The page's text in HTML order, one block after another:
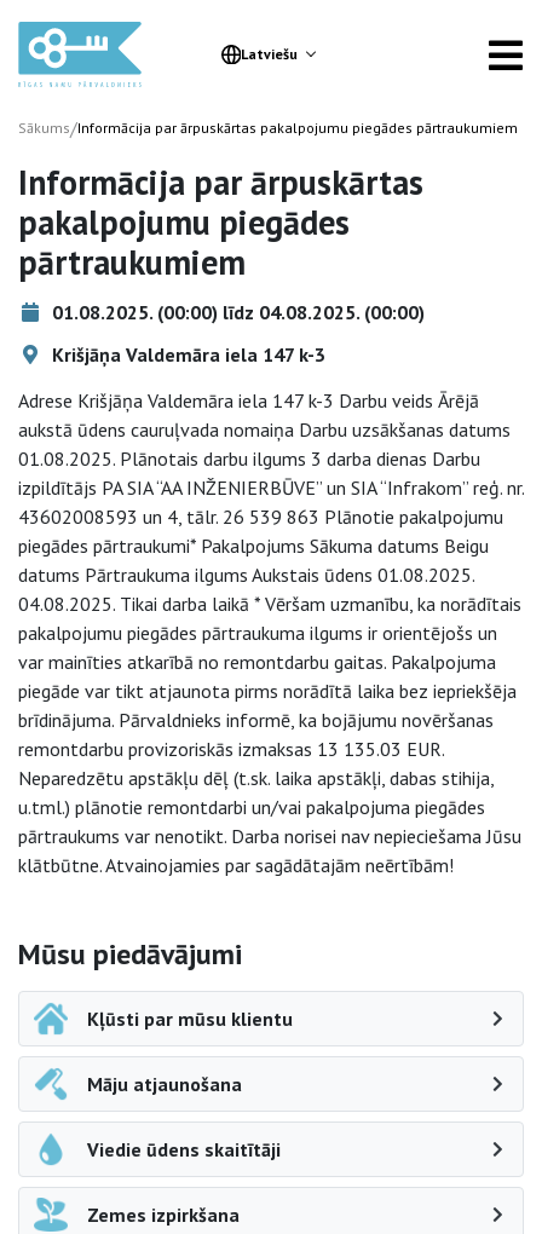
Latviešu
Sākums/Informācija par ārpuskārtas pakalpojumu piegādes pārtraukumiem
Informācija par ārpuskārtas
pakalpojumu piegādes
pārtraukumiem
01.08.2025. (00:00) līdz 04.08.2025. (00:00)
Krišjāņa Valdemāra iela 147 k-3
Adrese Krišjāņa Valdemāra iela 147 k-3 Darbu veids Ārējā
aukstā ūdens cauruļvada nomaiņa Darbu uzsākšanas datums
01.08.2025. Plānotais darbu ilgums 3 darba dienas Darbu
izpildītājs PA SIA “AA INŽENIERBŪVE” un SIA “Infrakom” reģ. nr.
43602008593 un 4, tālr. 26 539 863 Plānotie pakalpojumu
piegādes pārtraukumi* Pakalpojums Sākuma datums Beigu
datums Pārtraukuma ilgums Aukstais ūdens 01.08.2025.
04.08.2025. Tikai darba laikā * Vēršam uzmanību, ka norādītais
pakalpojumu piegādes pārtraukuma ilgums ir orientējošs un
var mainīties atkarībā no remontdarbu gaitas. Pakalpojuma
piegāde var tikt atjaunota pirms norādītā laika bez iepriekšēja
brīdinājuma. Pārvaldnieks informē, ka bojājumu novēršanas
remontdarbu provizoriskās izmaksas 13 135.03 EUR.
Neparedzētu apstākļu dēļ (t.sk. laika apstākļi, dabas stihija,
u.tml.) plānotie remontdarbi un/vai pakalpojuma piegādes
pārtraukums var nenotikt. Darba norisei nav nepieciešama Jūsu
klātbūtne. Atvainojamies par sagādātajām neērtībām!
Sāna navigācija
Mūsu piedāvājumi
Kļūsti par mūsu klientu
Māju atjaunošana
Viedie ūdens skaitītāji
Zemes izpirkšana